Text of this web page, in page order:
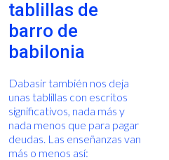
tablillas de
barro de
babilonia
Dabasir también nos deja
unas tablillas con escritos
significativos, nada más y
nada menos que para pagar
deudas. Las enseñanzas van
más o menos así: